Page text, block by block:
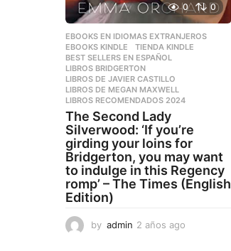
0 0
EBOOKS EN IDIOMAS EXTRANJEROS
EBOOKS KINDLE
,TIENDA KINDLE
BEST SELLERS EN ESPAÑOL
LIBROS BRIDGERTON
LIBROS DE JAVIER CASTILLO
LIBROS DE MEGAN MAXWELL
LIBROS RECOMENDADOS 2024
The Second Lady
Silverwood: ‘If you’re
girding your loins for
Bridgerton, you may want
to indulge in this Regency
romp’ – The Times (English
Edition)
by admin 2 años ago